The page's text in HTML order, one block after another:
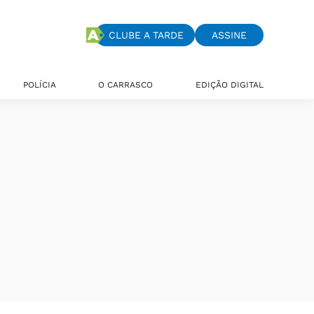
CLUBE A TARDE ASSINE
POLÍCIA O CARRASCO EDIÇÃO DIGITAL